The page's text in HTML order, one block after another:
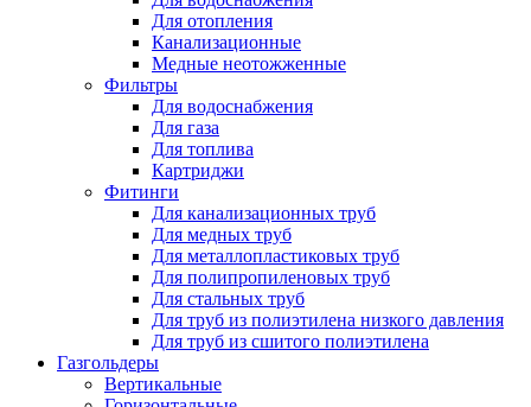
Для отопления
Канализационные
Медные неотожженные
Фильтры
Для водоснабжения
Для газа
Для топлива
Картриджи
Фитинги
Для канализационных труб
Для медных труб
Для металлопластиковых труб
Для полипропиленовых труб
Для стальных труб
Для труб из полиэтилена низкого давления
Для труб из сшитого полиэтилена
Газгольдеры
Вертикальные